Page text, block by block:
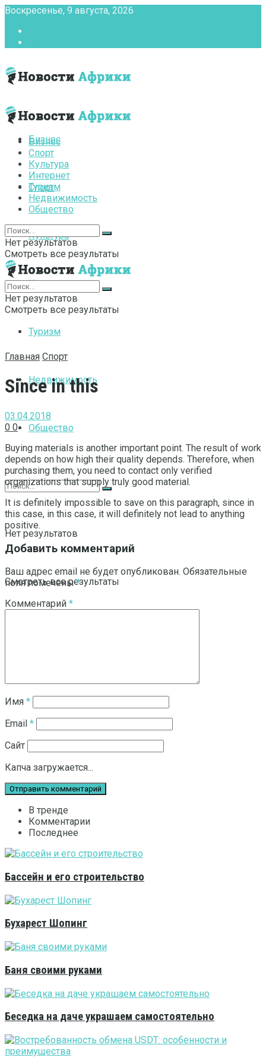
Воскресенье, 9 августа, 2026
Бизнес
Спорт
Культура
Интернет
Туризм
Недвижимость
Общество
Нет результатов
Смотреть все результаты
Бизнес
Спорт
Культура
Интернет
Туризм
Недвижимость
Общество
Нет результатов
Смотреть все результаты
Нет результатов
Смотреть все результаты
Главная Спорт
Since in this
03.04.2018
0 0
Buying materials is another important point. The result of work
depends on how high their quality depends. Therefore, when
purchasing them, you need to contact only verified
organizations that supply truly good material.
It is definitely impossible to save on this paragraph, since in
this case, in this case, it will definitely not lead to anything
positive.
Добавить комментарий
Ваш адрес email не будет опубликован. Обязательные
поля помечены*
Комментарий *
Имя *
Email *
Сайт
Капча загружается...
В тренде
Комментарии
Последнее
Бассейн и его строительство
Бухарест Шопинг
Баня своими руками
Беседка на даче украшаем самостоятельно